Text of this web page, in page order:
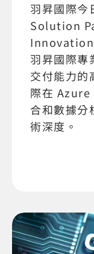
羽昇國際
Solution
Innovation
羽昇國際專
交付能力的
際在 Azure
合和數據分
術深度。